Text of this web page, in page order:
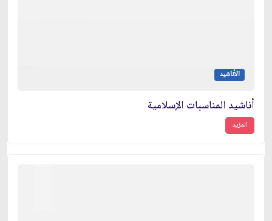
الأناشيد
أناشيد المناسبات الإسلامية
المزيد